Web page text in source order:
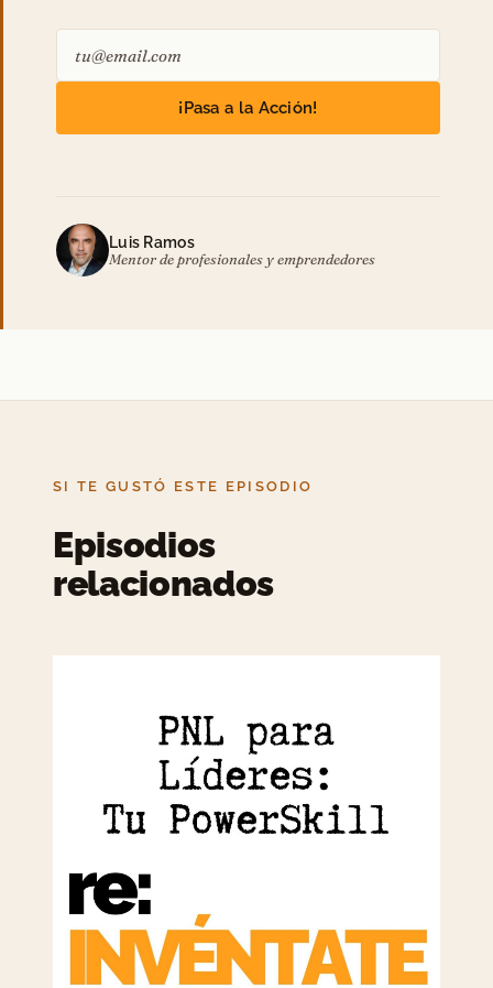
¡Pasa a la Acción!
Luis Ramos
Mentor de profesionales y emprendedores
SI TE GUSTÓ ESTE EPISODIO
Episodios
relacionados